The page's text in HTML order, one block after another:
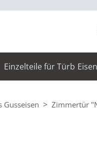
Einzelteile für
Gusseisen Zimmertür